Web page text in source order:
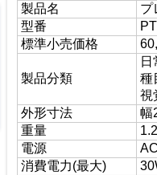
製品名
プ
型番
標準小売価格
製品分類
種
視
外形寸法
幅
重量
電源
消費電力(最大)